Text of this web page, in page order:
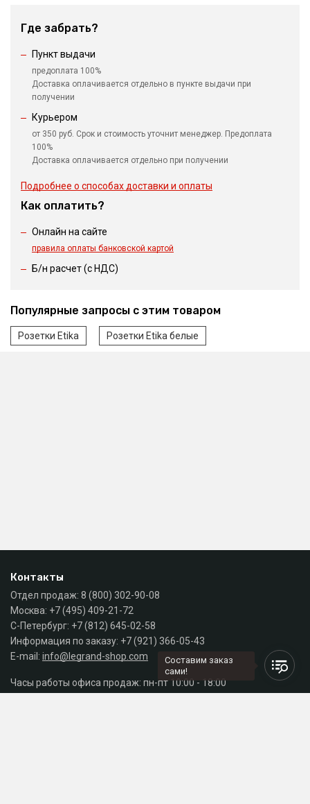
Где забрать?
Пункт выдачи
предоплата 100%
Доставка оплачивается отдельно в пункте выдачи при
получении
Курьером
от 350 руб. Срок и стоимость уточнит менеджер. Предоплата
100%
Доставка оплачивается отдельно при получении
Подробнее о способах доставки и оплаты
Как оплатить?
Онлайн на сайте
правила оплаты банковской картой
Б/н расчет (c НДС)
Популярные запросы с этим товаром
Розетки Etika Розетки Etika белые
Контакты
Отдел продаж: 8 (800) 302-90-08
Москва: +7 (495) 409-21-72
С-Петербург: +7 (812) 645-02-58
Информация по заказу: +7 (921) 366-05-43
E-mail: info@legrand-shop.com
Часы работы офиса продаж: пн-пт 10:00 - 18:00
Составим заказ
сами!